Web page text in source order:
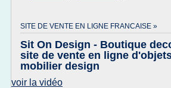
SITE DE VENTE EN LIGNE FRANCAISE »
Sit On Design - Boutique
site de vente en ligne
mobilier design
voir la vidéo